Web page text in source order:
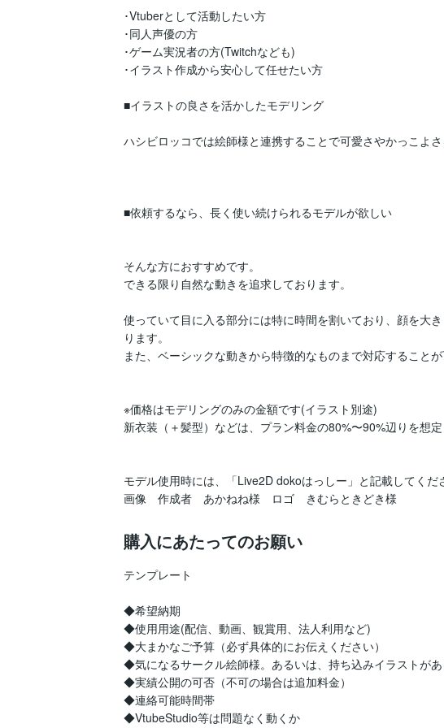
･Vtuberとして活動したい方
･同人声優の方
･ゲーム実況者の方(Twitchなども)
･イラスト作成から安心して任せたい方
■イラストの良さを活かしたモデリング
ハシビロッコでは絵師様と連携することで可愛さやかっこよさ
■依頼するなら、長く使い続けられるモデルが欲しい
そんな方におすすめです。
できる限り自然な動きを追求しております。
使っていて目に入る部分には特に時間を割いており、顔を大
ります。
また、ベーシックな動きから特徴的なものまで対応すること
※価格はモデリングのみの金額です(イラスト別途)
新衣装（＋髪型）などは、プラン料金の80%〜90%辺りを想
モデル使用時には、「Live2D dokoはっしー」と記載してくだ
画像　作成者　あかねね様　ロゴ　きむらときどき様
購入にあたってのお願い
テンプレート
◆希望納期
◆使用用途(配信、動画、観賞用、法人利用など)
◆大まかなご予算（必ず具体的にお伝えください）
◆気になるサークル絵師様。あるいは、持ち込みイラストがあ
◆実績公開の可否（不可の場合は追加料金）
◆連絡可能時間帯
◆VtubeStudio等は問題なく動くか